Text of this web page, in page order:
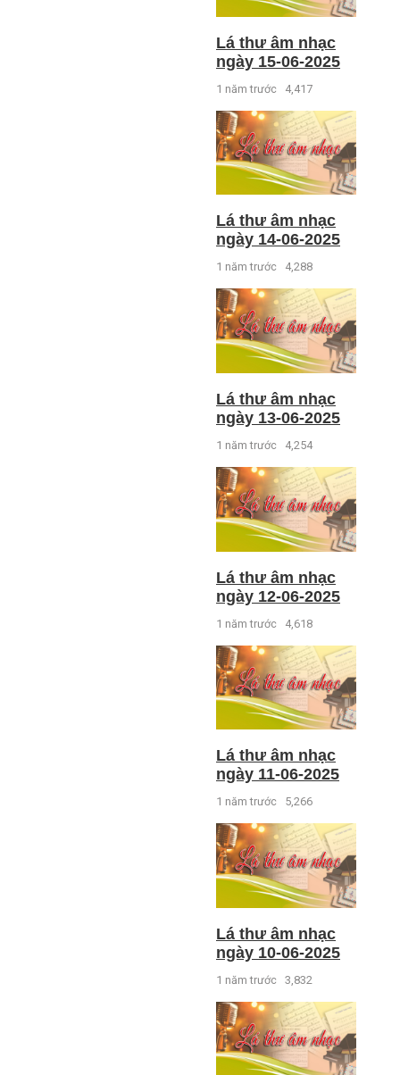
Lá thư âm nhạc
ngày 15-06-2025
1 năm trước 4,417
Lá thư âm nhạc
ngày 14-06-2025
1 năm trước 4,288
Lá thư âm nhạc
ngày 13-06-2025
1 năm trước 4,254
Lá thư âm nhạc
ngày 12-06-2025
1 năm trước 4,618
Lá thư âm nhạc
ngày 11-06-2025
1 năm trước 5,266
Lá thư âm nhạc
ngày 10-06-2025
1 năm trước 3,832